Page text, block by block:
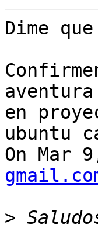
Dime
en
ubuntu
On Mar
>